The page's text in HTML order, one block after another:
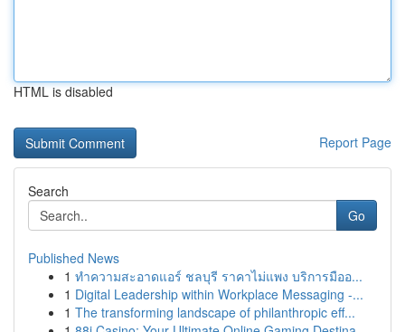
HTML is disabled
Report Page
Search
Go
Published News
1 ทำความสะอาดแอร์ ชลบุรี ราคาไม่แพง บริการมืออ...
1 Digital Leadership within Workplace Messaging -...
1 The transforming landscape of philanthropic eff...